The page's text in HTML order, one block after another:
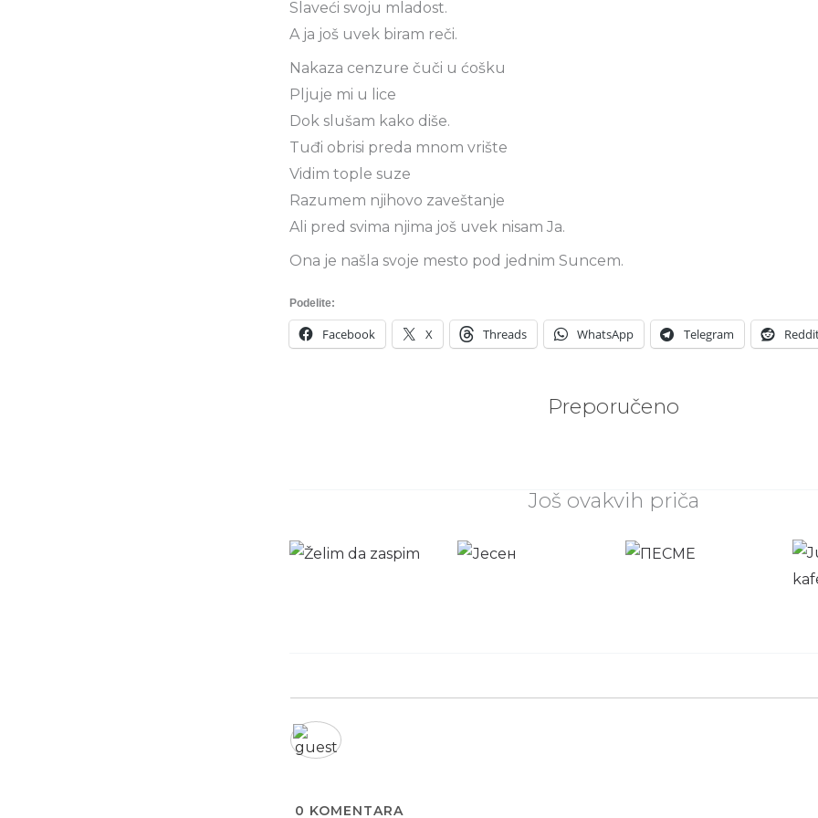
Slaveći svoju mladost.
A ja još uvek biram reči.
Nakaza cenzure čuči u ćošku
Pljuje mi u lice
Dok slušam kako diše.
Tuđi obrisi preda mnom vrište
Vidim tople suze
Razumem njihovo zaveštanje
Ali pred svima njima još uvek nisam Ja.
Ona je našla svoje mesto pod jednim Suncem.
Podelite:
Facebook X Threads WhatsApp Telegram
Preporučeno
Još ovakvih priča
0 KOMENTARA